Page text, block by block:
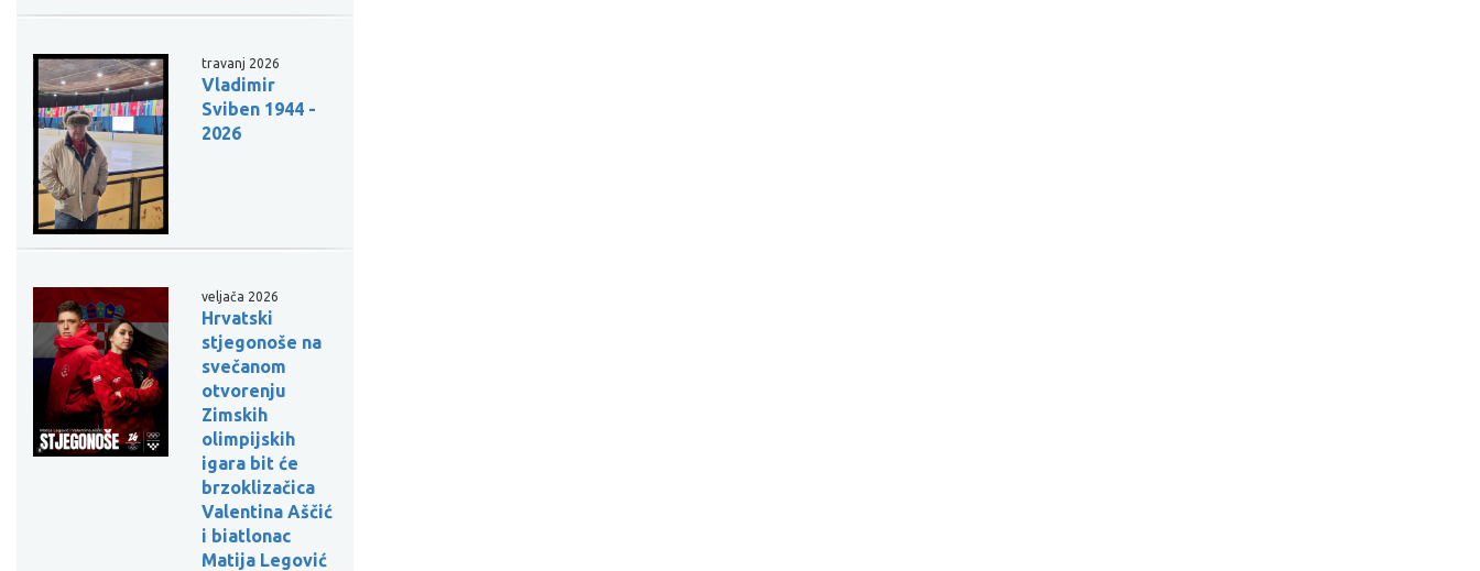
travanj 2026
Vladimir
Sviben 1944 -
2026
veljača 2026
Hrvatski
stjegonoše na
svečanom
otvorenju
Zimskih
olimpijskih
igara bit će
brzoklizačica
Valentina Aščić
i biatlonac
Matija Legović